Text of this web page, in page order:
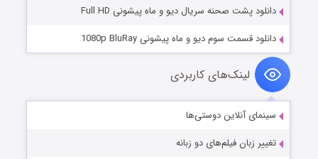
دانلود پشت صحنه سریال دیو و ماه پیشونی Full HD
دانلود قسمت سوم دیو و ماه پیشونی 1080p BluRay
لینک‌های کاربردی
سینمای آنلاین دوستی‌ها
تغییر زبان فیلم‌های دو زبانه